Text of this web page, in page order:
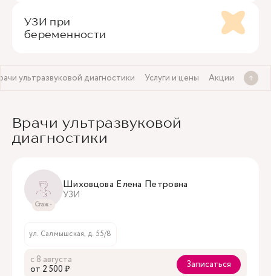
УЗИ при
беременности
ультразвуковой диагностики Услуги и цены Акции
Врачи ультразвуковой
диагностики
Стаж -
Шиховцова Елена Петровна
УЗИ
ул. Салмышская, д. 55/8
с 8 августа
oт 2 500 ₽
Записаться